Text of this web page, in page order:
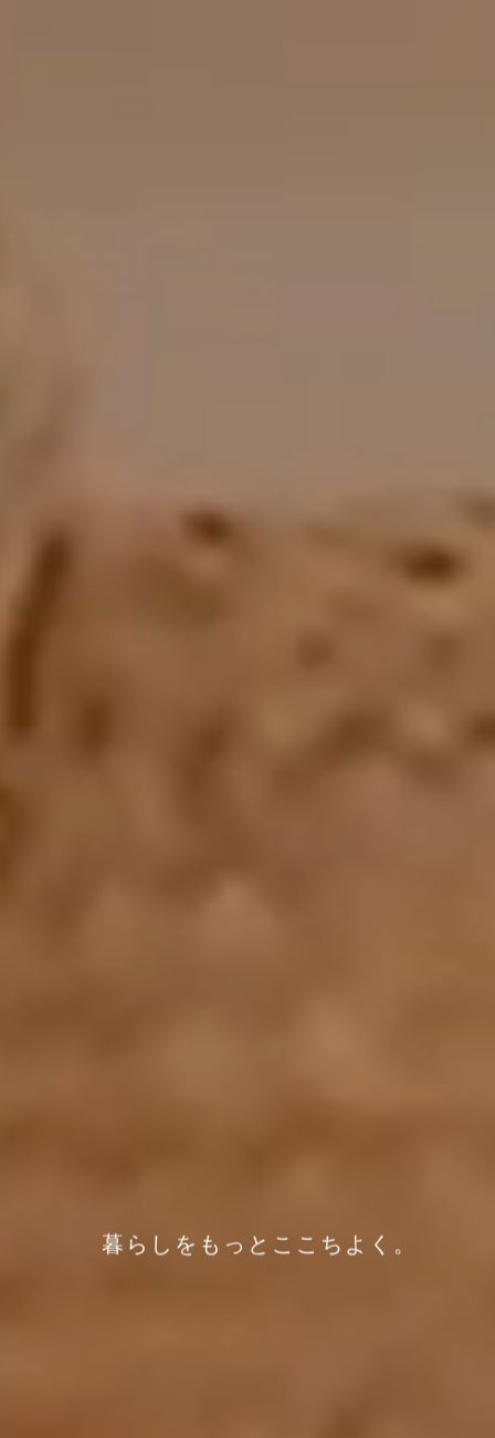
暮らしをもっとここちよく。